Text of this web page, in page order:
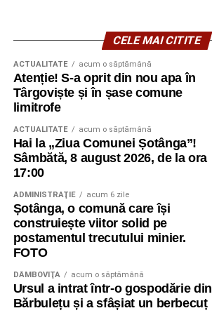
CELE MAI CITITE
ACTUALITATE acum o săptămână
Atenție! S-a oprit din nou apa în
Târgoviște și în șase comune
limitrofe
ACTUALITATE acum o săptămână
Hai la „Ziua Comunei Șotânga”!
Sâmbătă, 8 august 2026, de la ora
17:00
ADMINISTRAŢIE acum 6 zile
Șotânga, o comună care își
construiește viitor solid pe
postamentul trecutului minier.
FOTO
DÂMBOVIŢA acum o săptămână
Ursul a intrat într-o gospodărie din
Bărbulețu și a sfâșiat un berbecuț